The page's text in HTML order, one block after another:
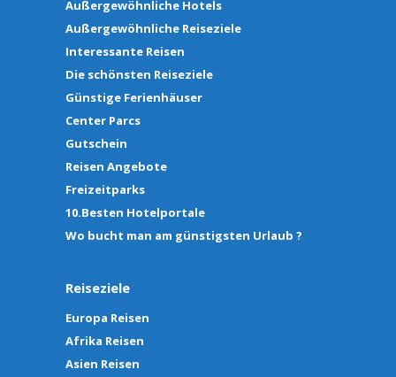
Außergewöhnliche Hotels
Außergewöhnliche Reiseziele
Interessante Reisen
Die schönsten Reiseziele
Günstige Ferienhäuser
Center Parcs
Gutschein
Reisen Angebote
Freizeitparks
10.Besten Hotelportale
Wo bucht man am günstigsten Urlaub ?
Reiseziele
Europa Reisen
Afrika Reisen
Asien Reisen